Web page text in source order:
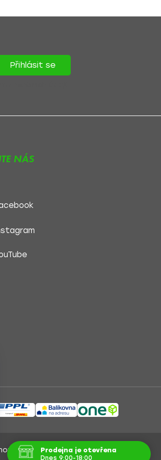
Přihlásit se
NÁS
/Nakódoval Pavel Kuneš
Prodejna je otevřena
Dnes 9:00-18:00